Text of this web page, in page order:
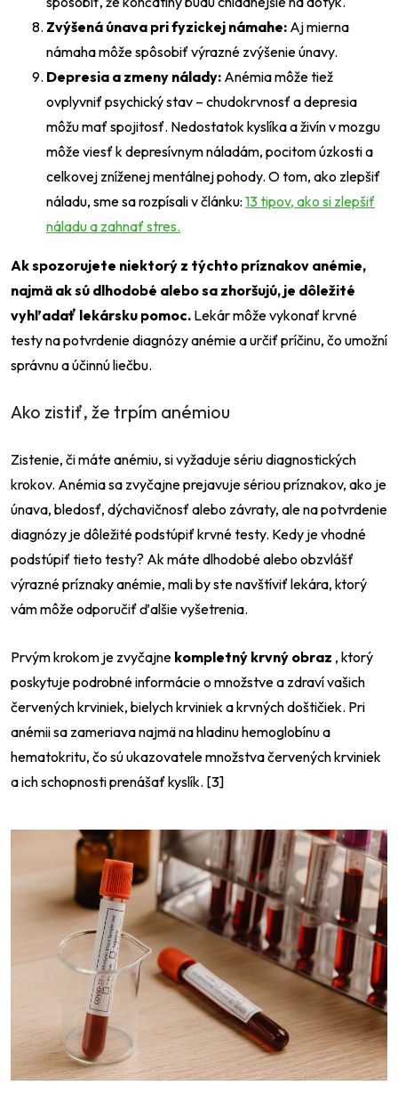
Zvýšená únava pri fyzickej námahe: Aj mierna
námaha môže spôsobiť výrazné zvýšenie únavy.
Depresia a zmeny nálady: Anémia môže tiež
ovplyvniť psychický stav – chudokrvnosť a depresia
môžu mať spojitosť. Nedostatok kyslíka a živín v mozgu
môže viesť k depresívnym náladám, pocitom úzkosti a
celkovej zníženej mentálnej pohody. O tom, ako zlepšiť
náladu, sme sa rozpísali v článku: 13 tipov, ako si zlepšiť
náladu a zahnať stres.
Ak spozorujete niektorý z týchto príznakov anémie,
najmä ak sú dlhodobé alebo sa zhoršujú, je dôležité
vyhľadať lekársku pomoc. Lekár môže vykonať krvné
testy na potvrdenie diagnózy anémie a určiť príčinu, čo umožní
správnu a účinnú liečbu.
Ako zistiť, že trpím anémiou
Zistenie, či máte anémiu, si vyžaduje sériu diagnostických
krokov. Anémia sa zvyčajne prejavuje sériou príznakov, ako je
únava, bledosť, dýchavičnosť alebo závraty, ale na potvrdenie
diagnózy je dôležité podstúpiť krvné testy. Kedy je vhodné
podstúpiť tieto testy? Ak máte dlhodobé alebo obzvlášť
výrazné príznaky anémie, mali by ste navštíviť lekára, ktorý
vám môže odporučiť ďalšie vyšetrenia.
Prvým krokom je zvyčajne kompletný krvný obraz , ktorý
poskytuje podrobné informácie o množstve a zdraví vašich
červených krviniek, bielych krviniek a krvných doštičiek. Pri
anémii sa zameriava najmä na hladinu hemoglobínu a
hematokritu, čo sú ukazovatele množstva červených krviniek
a ich schopnosti prenášať kyslík. [3]